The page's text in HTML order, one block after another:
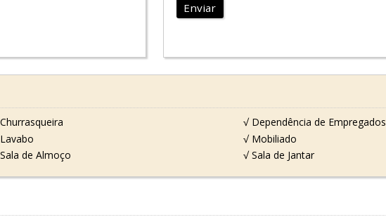
Enviar
√ Dependência de Empregados
√ Mobiliado
de Almoço √ Sala de Jantar